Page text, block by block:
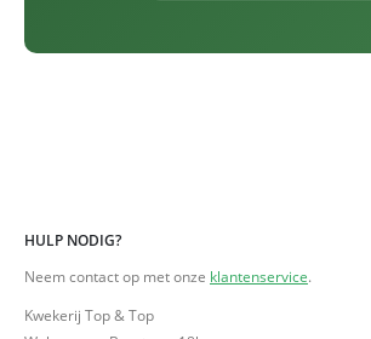
HULP NODIG?
Neem contact op met onze klantenservice.
Kwekerij Top & Top